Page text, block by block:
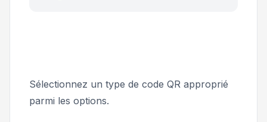
Sélectionnez un type de code QR approprié
parmi les options.